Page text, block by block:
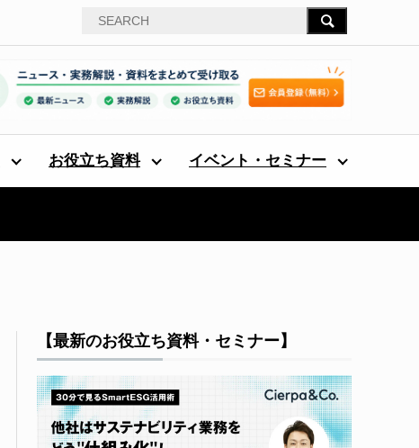
お役立ち資料 イベント・セミナー
【最新のお役立ち資料・セミナー】